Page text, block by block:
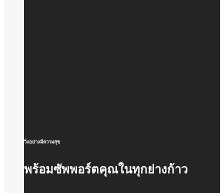
วิ่งอย่างมีความสุข
พร้อมซัพพอร์ตคุณในทุกย่างก้าว